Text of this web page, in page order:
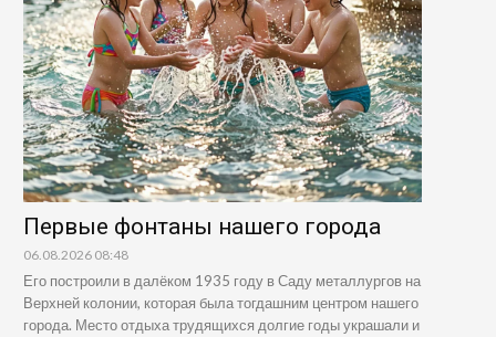
Первые фонтаны нашего города
06.08.2026 08:48
Его построили в далёком 1935 году в Саду металлургов на
Верхней колонии, которая была тогдашним центром нашего
города. Место отдыха трудящихся долгие годы украшали и